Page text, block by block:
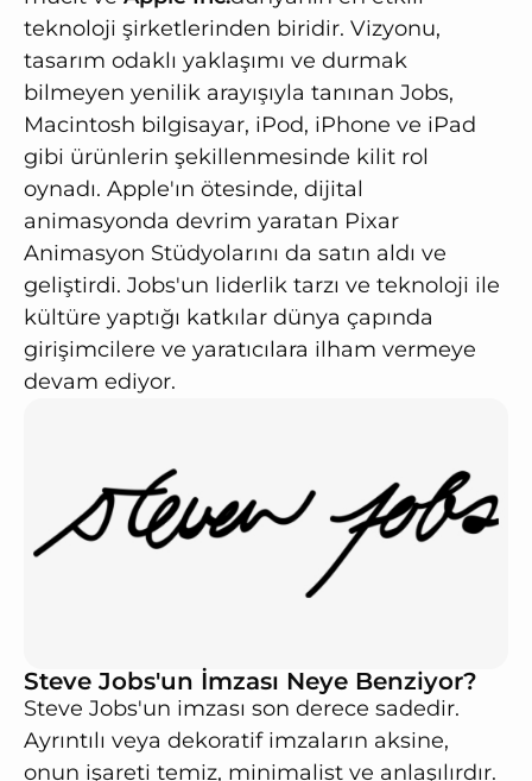
teknoloji şirketlerinden biridir. Vizyonu,
tasarım odaklı yaklaşımı ve durmak
bilmeyen yenilik arayışıyla tanınan Jobs,
Macintosh bilgisayar, iPod, iPhone ve iPad
gibi ürünlerin şekillenmesinde kilit rol
oynadı. Apple'ın ötesinde, dijital
animasyonda devrim yaratan Pixar
Animasyon Stüdyolarını da satın aldı ve
geliştirdi. Jobs'un liderlik tarzı ve teknoloji ile
kültüre yaptığı katkılar dünya çapında
girişimcilere ve yaratıcılara ilham vermeye
devam ediyor.
Steve Jobs'un İmzası Neye Benziyor?
Steve Jobs'un imzası son derece sadedir.
Ayrıntılı veya dekoratif imzaların aksine,
onun işareti temiz, minimalist ve anlaşılırdır.